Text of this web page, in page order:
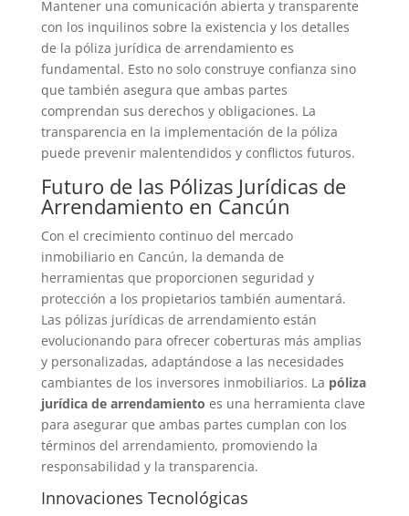
Mantener una comunicación abierta y transparente
con los inquilinos sobre la existencia y los detalles
de la póliza jurídica de arrendamiento es
fundamental. Esto no solo construye confianza sino
que también asegura que ambas partes
comprendan sus derechos y obligaciones. La
transparencia en la implementación de la póliza
puede prevenir malentendidos y conflictos futuros.
Futuro de las Pólizas Jurídicas de
Arrendamiento en Cancún
Con el crecimiento continuo del mercado
inmobiliario en Cancún, la demanda de
herramientas que proporcionen seguridad y
protección a los propietarios también aumentará.
Las pólizas jurídicas de arrendamiento están
evolucionando para ofrecer coberturas más amplias
y personalizadas, adaptándose a las necesidades
cambiantes de los inversores inmobiliarios. La póliza
jurídica de arrendamiento es una herramienta clave
para asegurar que ambas partes cumplan con los
términos del arrendamiento, promoviendo la
responsabilidad y la transparencia.
Innovaciones Tecnológicas